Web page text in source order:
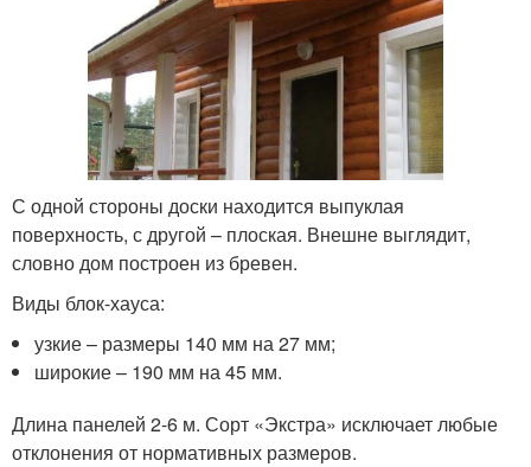
С одной стороны доски находится выпуклая
поверхность, с другой – плоская. Внешне выглядит,
словно дом построен из бревен.
Виды блок-хауса:
узкие – размеры 140 мм на 27 мм;
широкие – 190 мм на 45 мм.
Длина панелей 2-6 м. Сорт «Экстра» исключает любые
отклонения от нормативных размеров.